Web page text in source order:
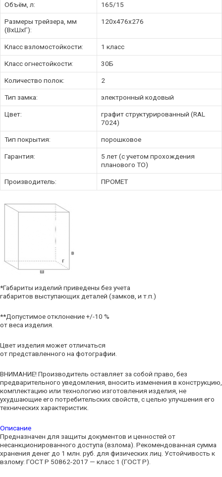
Объём, л: 165/15
Размеры трейзера, мм
(ВхШхГ):
120х476х276
Класс взломостойкости: 1 класс
Класс огнестойкости: 30Б
Количество полок: 2
Тип замка: электронный кодовый
Цвет:
графит структурированный (RAL
7024)
Тип покрытия: порошковое
Гарантия:
5 лет (с учетом прохождения
планового ТО)
Производитель: ПРОМЕТ
*Габариты изделий приведены без учета
габаритов выступающих деталей (замков, и т.п.)
**Допустимое отклонение +/-10 %
от веса изделия.
Цвет изделия может отличаться
от представленного на фотографии.
ВНИМАНИЕ! Производитель оставляет за собой право, без
предварительного уведомления, вносить изменения в конструкцию,
комплектацию или технологию изготовления изделия, не
ухудшающие его потребительских свойств, с целью улучшения его
технических характеристик.
Описание
Предназначен для защиты документов и ценностей от
несанкционированного доступа (взлома). Рекомендованная сумма
хранения денег до 1 млн. руб. для физических лиц. Устойчивость к
взлому: ГОСТ Р 50862-2017 — класс 1 (ГОСТ Р).